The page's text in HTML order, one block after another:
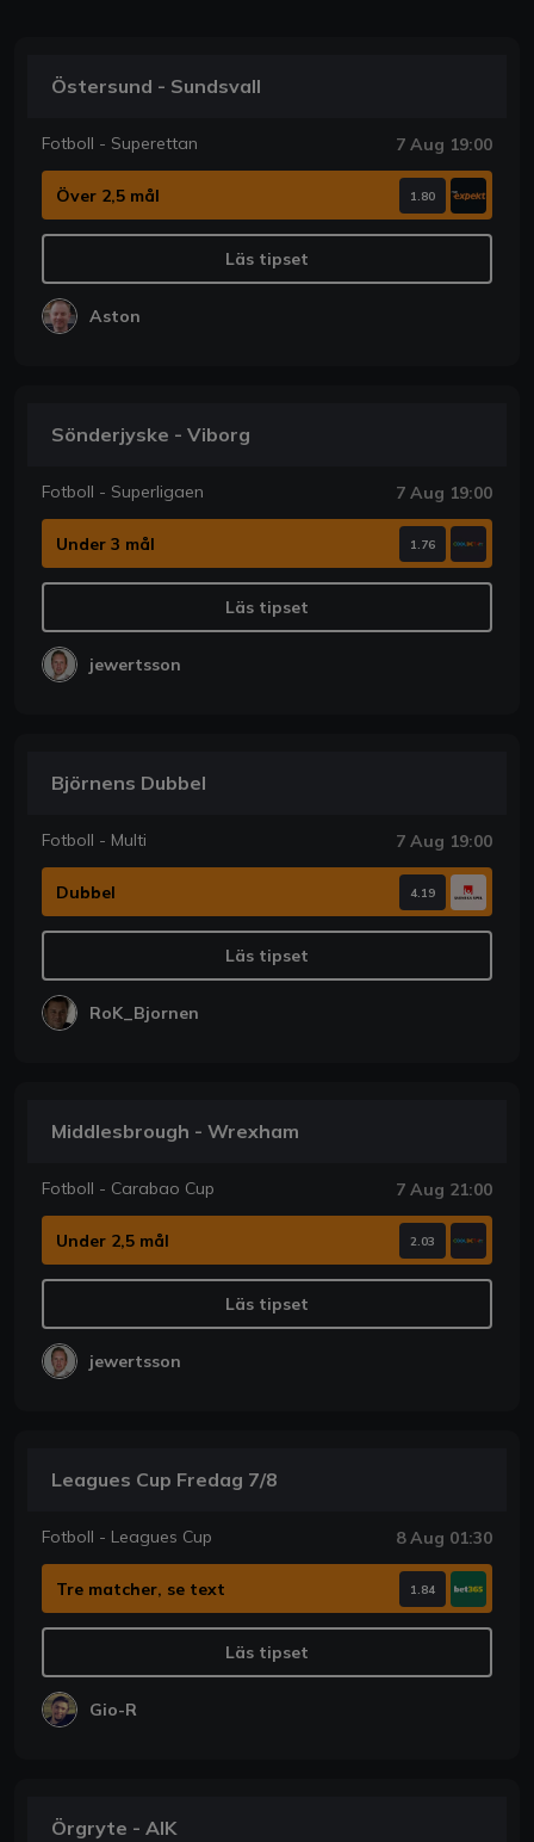
Östersund - Sundsvall
Fotboll - Superettan 7 Aug 19:00
Över 2,5 mål 1.80
Läs tipset
Aston
Sönderjyske - Viborg
Fotboll - Superligaen 7 Aug 19:00
Under 3 mål 1.76
Läs tipset
jewertsson
Björnens Dubbel
Fotboll - Multi 7 Aug 19:00
Dubbel 4.19
Läs tipset
RoK_Bjornen
Middlesbrough - Wrexham
Fotboll - Carabao Cup 7 Aug 21:00
Under 2,5 mål 2.03
Läs tipset
jewertsson
Leagues Cup Fredag 7/8
Fotboll - Leagues Cup 8 Aug 01:30
Tre matcher, se text 1.84
Läs tipset
Gio-R
Örgryte - AIK